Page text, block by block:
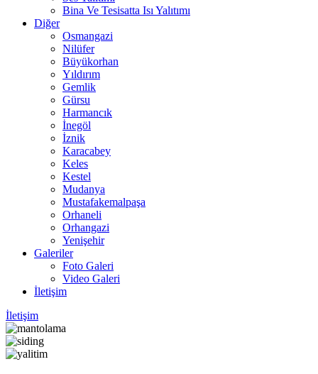
Bina Ve Tesisatta Isı Yalıtımı
Diğer
Osmangazi
Nilüfer
Büyükorhan
Yıldırım
Gemlik
Gürsu
Harmancık
İnegöl
İznik
Karacabey
Keles
Kestel
Mudanya
Mustafakemalpaşa
Orhaneli
Orhangazi
Yenişehir
Galeriler
Foto Galeri
Video Galeri
İletişim
İletişim